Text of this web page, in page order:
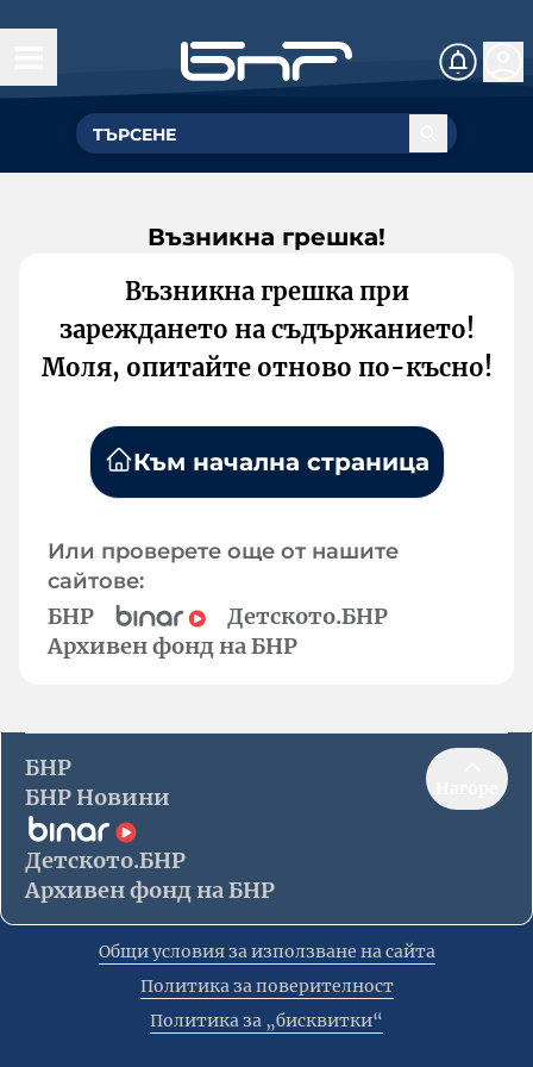
Възникна грешка!
Възникна грешка при
зареждането на съдържанието!
Моля, опитайте отново по-късно!
Към начална страница
Или проверете още от нашите
сайтове:
БНР
Детското.БНР
Архивен фонд на БНР
БНР
БНР Новини
Детското.БНР
Архивен фонд на БНР
Общи условия за използване на сайта
Политика за поверителност
Политика за „бисквитки“